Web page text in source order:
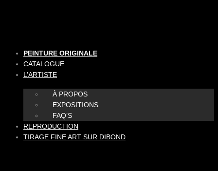
PEINTURE ORIGINALE
CATALOGUE
L’ARTISTE
À PROPOS
EXPOSITIONS
FAQ’S
REPRODUCTION
TIRAGE FINE ART SUR DIBOND